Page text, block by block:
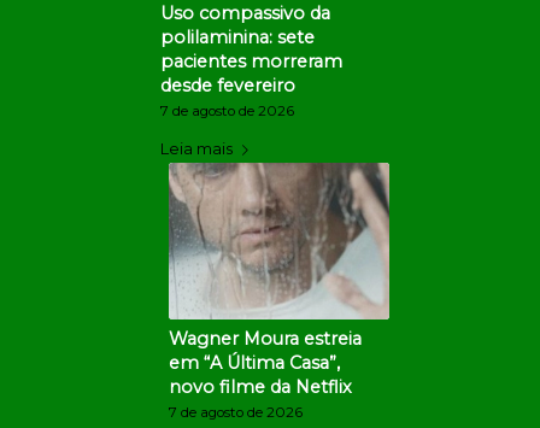
Uso compassivo da
polilaminina: sete
pacientes morreram
desde fevereiro
7 de agosto de 2026
Leia mais
Wagner Moura estreia
em “A Última Casa”,
novo filme da Netflix
7 de agosto de 2026